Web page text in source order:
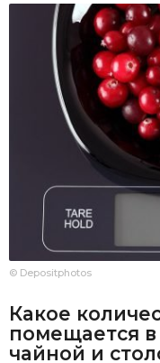
© Depositphotos
Какое
помещается в
чайной и